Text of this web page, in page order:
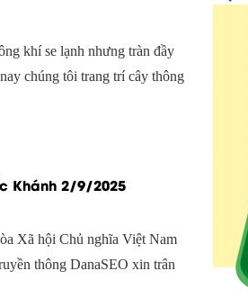
khí se lạnh nhưng tràn đầy
chúng tôi trang trí cây thông
Khánh 2/9/2025
Xã hội Chủ nghĩa Việt Nam
thông DanaSEO xin trân